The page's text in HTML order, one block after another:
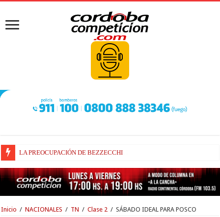
BEZZECCHI, RECUPERADO Y VELOZ
Inicio / NACIONALES / TN / Clase 2 / SÁBADO IDEAL PARA POSCO